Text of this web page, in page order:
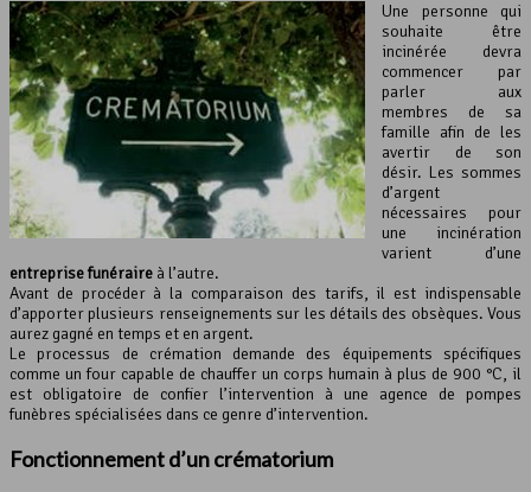
Une personne qui
souhaite être
incinérée devra
commencer par
parler aux
membres de sa
famille afin de les
avertir de son
désir. Les sommes
d’argent
nécessaires pour
une incinération
varient d’une
entreprise funéraire à l’autre.
Avant de procéder à la comparaison des tarifs, il est indispensable
d’apporter plusieurs renseignements sur les détails des obsèques. Vous
aurez gagné en temps et en argent.
Le processus de crémation demande des équipements spécifiques
comme un four capable de chauffer un corps humain à plus de 900 °C, il
est obligatoire de confier l’intervention à une agence de pompes
funèbres spécialisées dans ce genre d’intervention.
Fonctionnement d’uncrématorium